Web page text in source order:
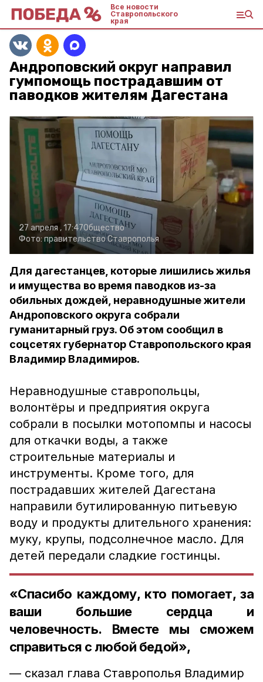
Все новости
Ставропольского
края
Андроповский округ направил
гумпомощь пострадавшим от
паводков жителям Дагестана
27 апреля , 17:47Общество
Фото:правительство Ставрополья
Для дагестанцев, которые лишились жилья
и имущества во время паводков из-за
обильных дождей, неравнодушные жители
Андроповского округа собрали
гуманитарный груз. Об этом сообщил в
соцсетях губернатор Ставропольского края
Владимир Владимиров.
Неравнодушные ставропольцы,
волонтёры и предприятия округа
собрали в посылки мотопомпы и насосы
для откачки воды, а также
строительные материалы и
инструменты. Кроме того, для
пострадавших жителей Дагестана
направили бутилированную питьевую
воду и продукты длительного хранения:
муку, крупы, подсолнечное масло. Для
детей передали сладкие гостинцы.
«Спасибо каждому, кто помогает, за
ваши большие сердца и
человечность. Вместе мы сможем
справиться с любой бедой»,
— сказал глава Ставрополья Владимир